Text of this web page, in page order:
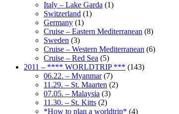
Italy – Lake Garda (1)
Switzerland (1)
Germany (1)
Cruise – Eastern Mediterranean (8)
Sweden (3)
Cruise – Western Mediterranean (6)
Cruise – Red Sea (5)
2011 – **** WORLDTRIP *** (143)
06.22. – Myanmar(7)
11.29. – St. Maarten (2)
07.05. – Malaysia (3)
11.30. – St. Kitts (2)
*How to plan a worldtrip* (4)